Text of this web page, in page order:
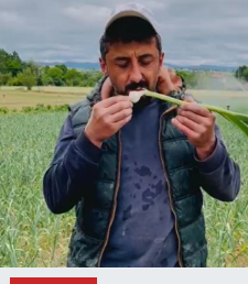
Devrekani Haberleri
Doğanyurt Haberleri
Hanönü Haberleri
İhsangazi Haberleri
İnebolu Haberleri